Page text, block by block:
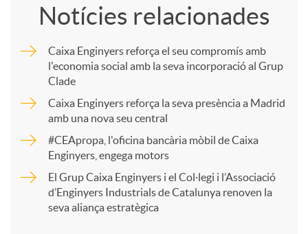
m
r
Notícies relacionades
Caixa Enginyers reforça el seu compromís amb
l'economia social amb la seva incorporació al Grup
Clade
Caixa Enginyers reforça la seva presència a Madrid
amb una nova seu central
#CEApropa, l'oficina bancària mòbil de Caixa
Enginyers, engega motors
El Grup Caixa Enginyers i el Col·legi i l’Associació
d’Enginyers Industrials de Catalunya renoven la
seva aliança estratègica